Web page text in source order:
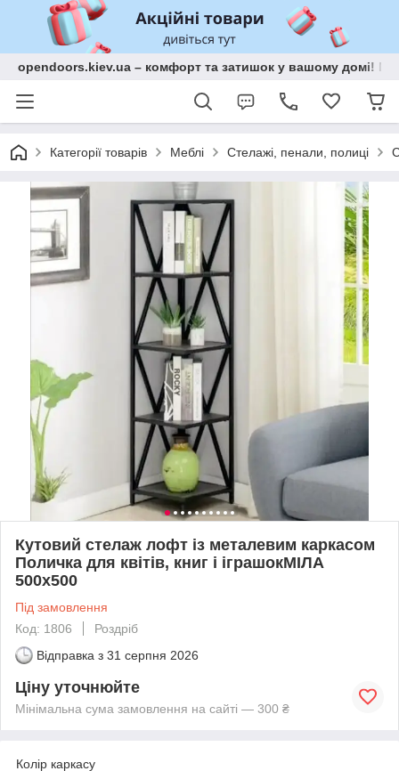
opendoors.kiev.ua – комфорт та затишок у вашому домі!
Категорії товарів Меблі Стелажі, пенали, полиці
Кутовий стелаж лофт із металевим каркасом
Поличка для квітів, книг і іграшокМІЛА
500х500
Під замовлення
Код: 1806
Роздріб
Відправка з 31 серпня 2026
Ціну уточнюйте
Мінімальна сума замовлення на сайті — 300 ₴
Колір каркасу